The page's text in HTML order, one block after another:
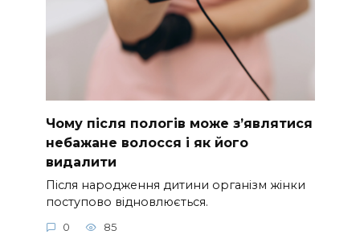
Чому після пологів може з’являтися
небажане волосся і як його
видалити
Після народження дитини організм жінки
поступово відновлюється.
0 85